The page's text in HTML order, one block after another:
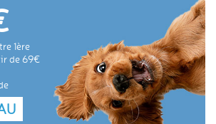
1ère
de 69